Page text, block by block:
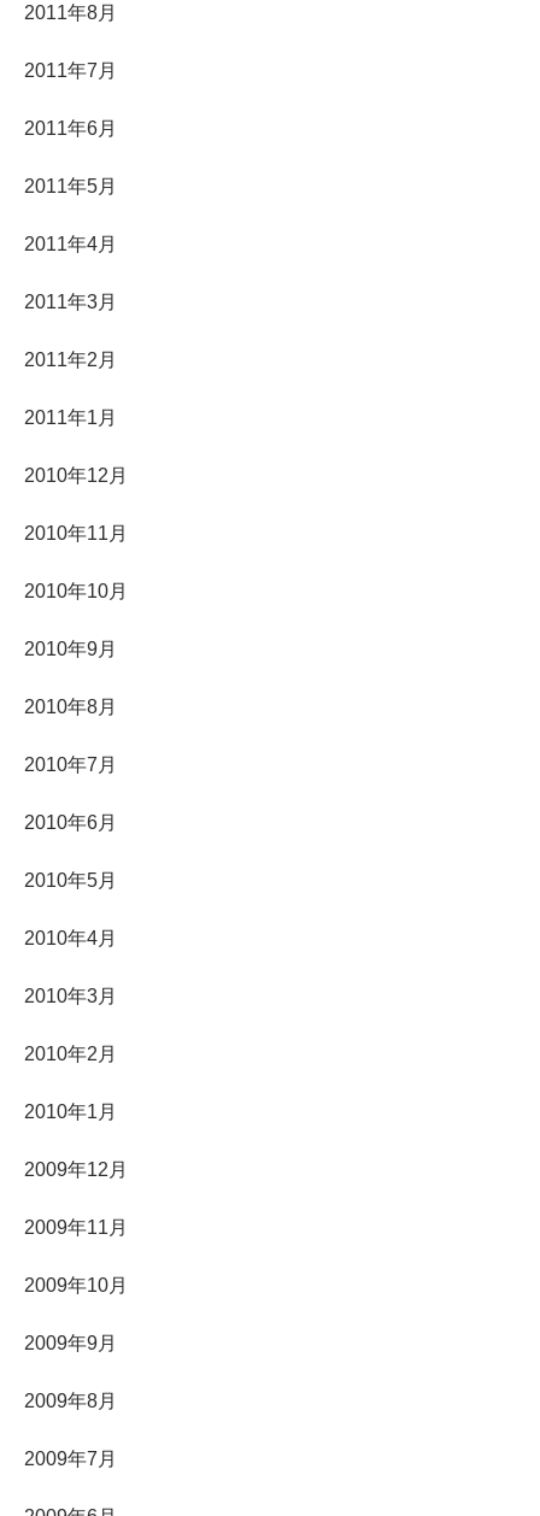
2011年8月
2011年7月
2011年6月
2011年5月
2011年4月
2011年3月
2011年2月
2011年1月
2010年12月
2010年11月
2010年10月
2010年9月
2010年8月
2010年7月
2010年6月
2010年5月
2010年4月
2010年3月
2010年2月
2010年1月
2009年12月
2009年11月
2009年10月
2009年9月
2009年8月
2009年7月